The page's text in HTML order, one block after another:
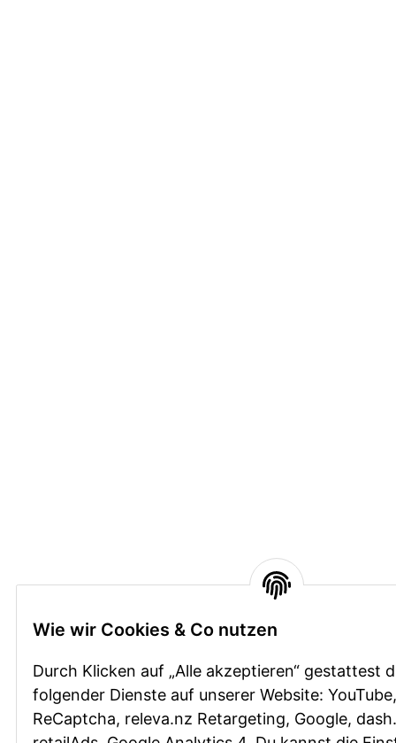
Wie wir Cookies & Co nutzen
Durch Klicken auf „Alle akzeptieren“ gestattest
folgender Dienste auf unserer Website:
ReCaptcha, releva.nz Retargeting, Google,